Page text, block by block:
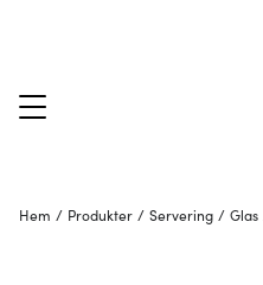
Hem / Produkter / Servering / Glas